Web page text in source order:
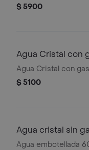
$ 5900
Agua Cristal con
Agua Cristal con
$ 5100
Agua cristal sin
Agua embotellada